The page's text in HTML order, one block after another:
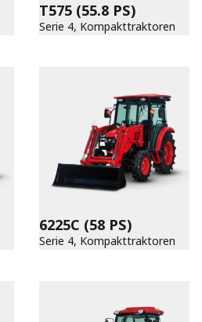
T575 (55.8 PS)
Serie 4, Kompakttraktoren
6225C (58 PS)
Serie 4, Kompakttraktoren